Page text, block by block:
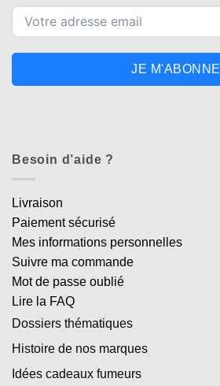
JE M'ABONNE
Besoin d’aide ?
Livraison
Paiement sécurisé
Mes informations personnelles
Suivre ma commande
Mot de passe oublié
Lire la FAQ
Dossiers thématiques
Histoire de nos marques
Idées cadeaux fumeurs